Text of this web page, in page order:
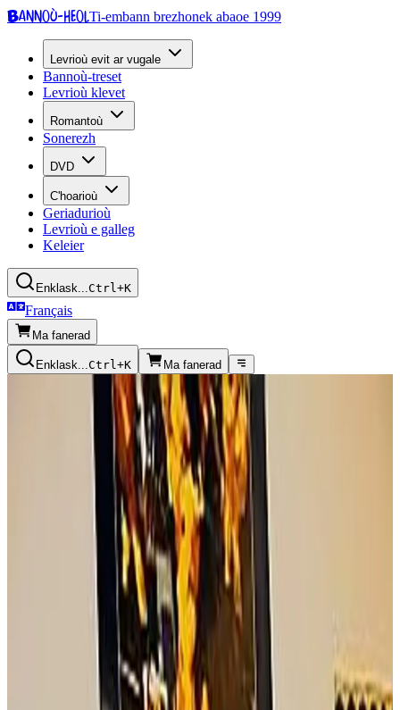
Bannoù-heolTi-embann brezhonek abaoe 1999
Levrioù evit ar vugale
Bannoù-treset
Levrioù klevet
Romantoù
Sonerezh
DVD
C'hoarioù
Geriadurioù
Levrioù e galleg
Keleier
Enklask...Ctrl+K
Français
Ma fanerad
Enklask...Ctrl+K Ma fanerad
Boulig ha Billig. Maurice Hamon éclate les bulles en